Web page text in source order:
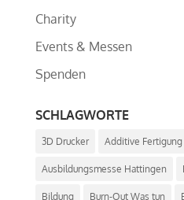
Charity
Events & Messen
Spenden
SCHLAGWORTE
3D Drucker Additive Fertigung
Ausbildungsmesse Hattingen
Bildung Burn-Out Was tun